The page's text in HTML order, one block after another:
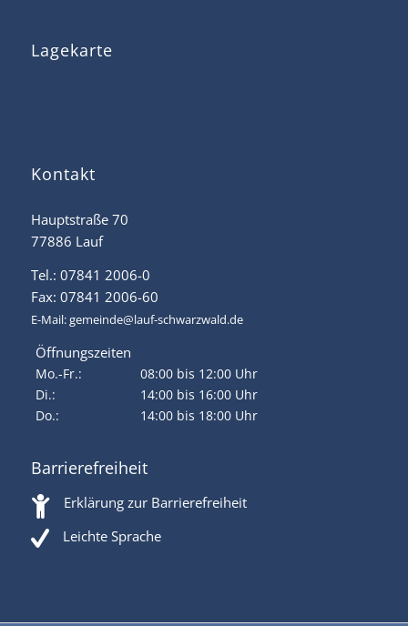
Lagekarte
Kontakt
Hauptstraße 70
77886 Lauf
Tel.: 07841 2006-0
Fax: 07841 2006-60
E-Mail:gemeinde@lauf-schwarzwald.de
Öffnungszeiten
Mo.-Fr.:
08:00 bis 12:00 Uhr
Di.:
14:00 bis 16:00 Uhr
Do.:
14:00 bis 18:00 Uhr
Barrierefreiheit
Erklärung zur Barrierefreiheit
Leichte Sprache